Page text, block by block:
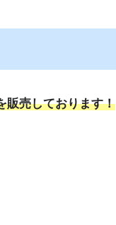
販売しております！